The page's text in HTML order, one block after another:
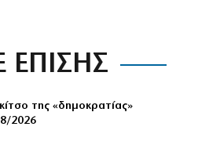
ΕΠΙΣΗΣ
της «δημοκρατίας»
2026